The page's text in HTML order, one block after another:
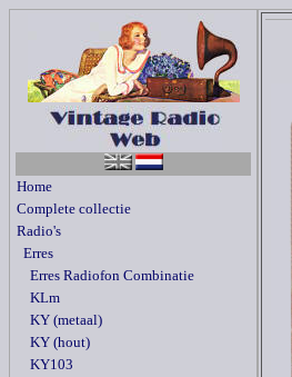
Home
Complete collectie
Radio's
Erres
Erres Radiofon Combinatie
KLm
KY (metaal)
KY (hout)
KY103